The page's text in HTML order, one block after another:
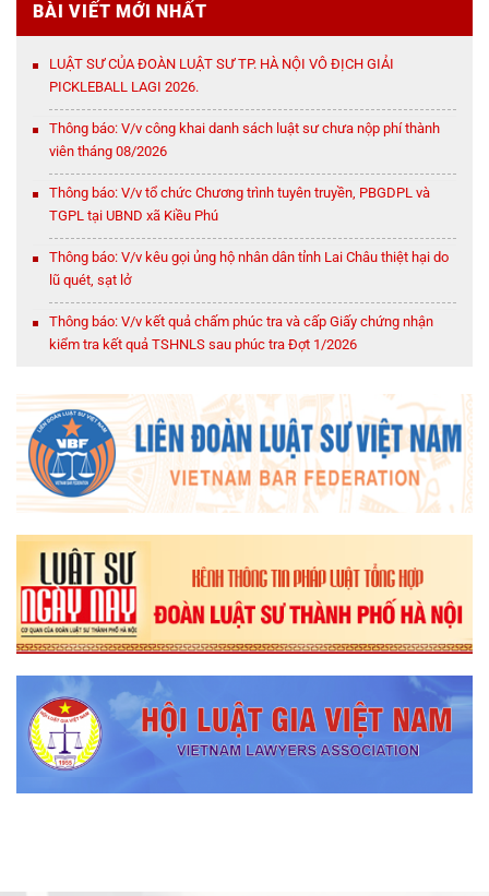
BÀI VIẾT MỚI NHẤT
LUẬT SƯ CỦA ĐOÀN LUẬT SƯ TP. HÀ NỘI VÔ ĐỊCH GIẢI
PICKLEBALL LAGI 2026.
Thông báo: V/v công khai danh sách luật sư chưa nộp phí thành
viên tháng 08/2026
Thông báo: V/v tổ chức Chương trình tuyên truyền, PBGDPL và
TGPL tại UBND xã Kiều Phú
Thông báo: V/v kêu gọi ủng hộ nhân dân tỉnh Lai Châu thiệt hại do
lũ quét, sạt lở
Thông báo: V/v kết quả chấm phúc tra và cấp Giấy chứng nhận
kiểm tra kết quả TSHNLS sau phúc tra Đợt 1/2026